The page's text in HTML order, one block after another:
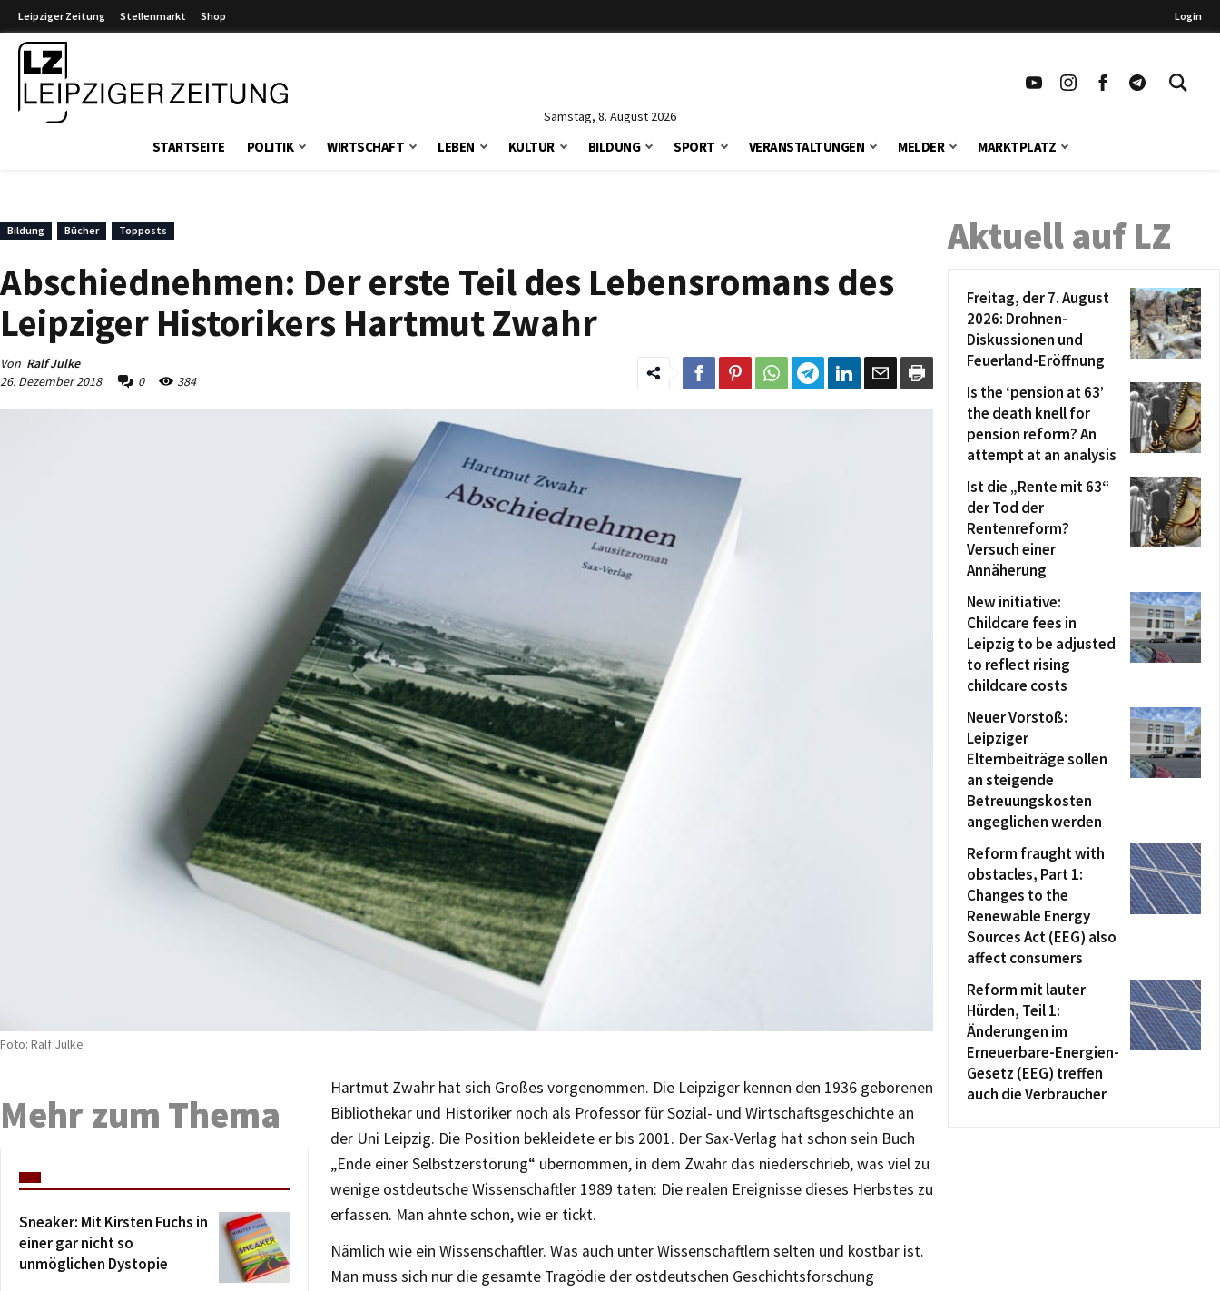
Leipziger Zeitung Stellenmarkt Shop Login
Samstag, 8. August 2026
STARTSEITE POLITIK WIRTSCHAFT LEBEN KULTUR BILDUNG SPORT VERANSTALTUNGEN MELDER MARKTPLATZ
Bildung Bücher Topposts
Abschiednehmen: Der erste Teil des Lebensromans des
Leipziger Historikers Hartmut Zwahr
Von Ralf Julke
26. Dezember 2018
0 384
Foto: Ralf Julke
Hartmut Zwahr hat sich Großes vorgenommen. Die Leipziger kennen den 1936 geborenen
Bibliothekar und Historiker noch als Professor für Sozial- und Wirtschaftsgeschichte an
der Uni Leipzig. Die Position bekleidete er bis 2001. Der Sax-Verlag hat schon sein Buch
„Ende einer Selbstzerstörung“ übernommen, in dem Zwahr das niederschrieb, was viel zu
wenige ostdeutsche Wissenschaftler 1989 taten: Die realen Ereignisse dieses Herbstes zu
erfassen. Man ahnte schon, wie er tickt.
Nämlich wie ein Wissenschaftler. Was auch unter Wissenschaftlern selten und kostbar ist.
Man muss sich nur die gesamte Tragödie der ostdeutschen Geschichtsforschung
Mehr zum Thema
Sneaker: Mit Kirsten Fuchs in
einer gar nicht so
unmöglichen Dystopie
Aktuell auf LZ
Freitag, der 7. August
2026: Drohnen-
Diskussionen und
Feuerland-Eröffnung
Is the ‘pension at 63’
the death knell for
pension reform? An
attempt at an analysis
Ist die „Rente mit 63“
der Tod der
Rentenreform?
Versuch einer
Annäherung
New initiative:
Childcare fees in
Leipzig to be adjusted
to reflect rising
childcare costs
Neuer Vorstoß:
Leipziger
Elternbeiträge sollen
an steigende
Betreuungskosten
angeglichen werden
Reform fraught with
obstacles, Part 1:
Changes to the
Renewable Energy
Sources Act (EEG) also
affect consumers
Reform mit lauter
Hürden, Teil 1:
Änderungen im
Erneuerbare-Energien-
Gesetz (EEG) treffen
auch die Verbraucher